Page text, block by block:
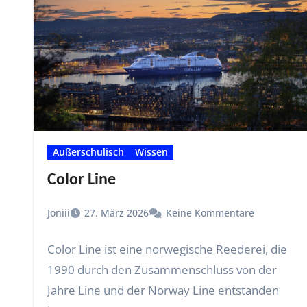
Außerschulisch Wissen
Color Line
Joniii 27. März 2026 Keine Kommentare
Color Line ist eine norwegische Reederei, die
1990 durch den Zusammenschluss von der
Jahre Line und der Norway Line entstanden